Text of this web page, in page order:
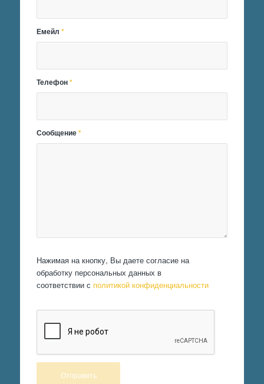
Емейл*
Телефон*
Сообщение*
Нажимая на кнопку, Вы даете согласие на
обработку персональных данных в
соответствии с политикой конфиденциальности